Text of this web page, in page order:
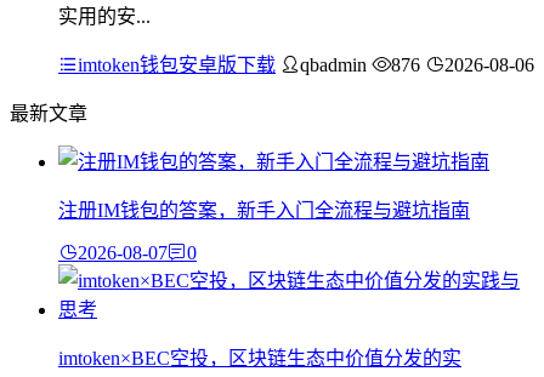
实用的安...
imtoken钱包安卓版下载 qbadmin 876 2026-08-06
最新文章
注册IM钱包的答案，新手入门全流程与避坑指南
2026-08-07 0
imtoken×BEC空投，区块链生态中价值分发的实